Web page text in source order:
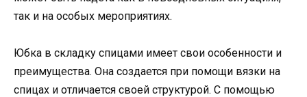
так и на особых мероприятиях.
Юбка в складку спицами имеет свои особенности и
преимущества. Она создается при помощи вязки на
спицах и отличается своей структурой. С помощью